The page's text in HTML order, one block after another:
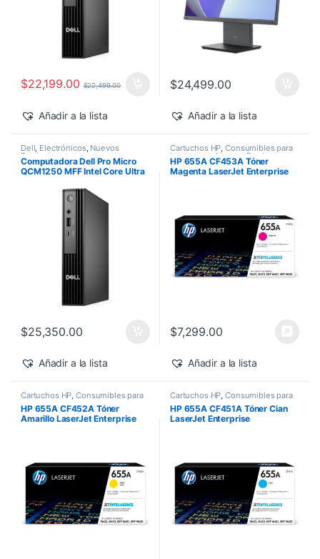
$22,199.00 $22,499.00
Añadir a la lista
$24,499.00
Añadir a la lista
Dell, Electrónicos, Nuevos
Productos
Computadora Dell Pro Micro
QCM1250 MFF Intel Core Ultra
Windows 11 Pro
$25,350.00
Añadir a la lista
Cartuchos HP,Consumibles para
Impresoras,Nuevos Productos
Sobre Pedido,Toner Original
HP 655A CF453A Tóner
Magenta LaserJet Enterprise
$7,299.00
Añadir a la lista
Cartuchos HP,Consumibles para
Impresoras,Nuevos Productos
Sobre Pedido,Toner Original
HP 655A CF452A Tóner
Amarillo LaserJet Enterprise
Cartuchos HP,Consumibles para
Impresoras,Nuevos Productos
Sobre Pedido,Toner Original
HP 655A CF451A Tóner Cian
LaserJet Enterprise